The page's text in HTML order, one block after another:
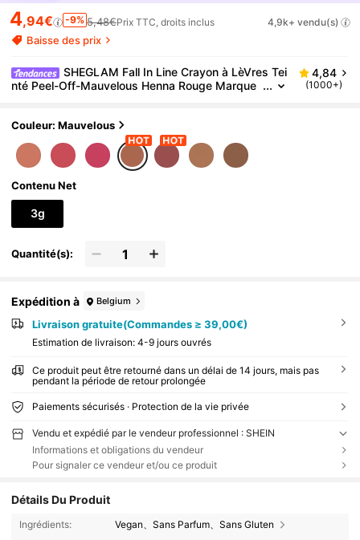
4,94€ -9% 5,48€Prix TTC, droits inclus 4,9k+ vendu(s)
Baisse des prix
SHEGLAM Fall In Line Crayon à LèVres Tei
nté Peel-Off-Mauvelous Henna Rouge Marque
4,84
(1000+)
Couleur: Mauvelous
Contenu Net
3g
Quantité(s):
Expédition à Belgium
Livraison gratuite(Commandes ≥ 39,00€)
Estimation de livraison: 4-9 jours ouvrés
Ce produit peut être retourné dans un délai de 14 jours, mais pas
pendant la période de retour prolongée
Paiements sécurisés · Protection de la vie privée
Vendu et expédié par le vendeur professionnel : SHEIN
Informations et obligations du vendeur
Pour signaler ce vendeur et/ou ce produit
Détails Du Produit
Ingrédients:
Vegan、Sans Parfum、Sans Gluten